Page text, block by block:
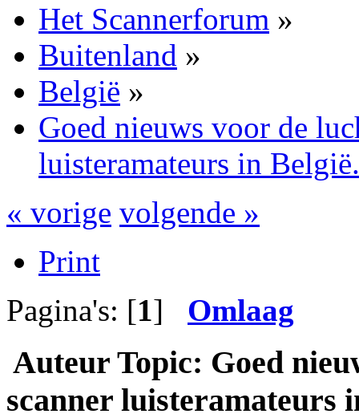
Het Scannerforum »
Buitenland »
België »
Goed nieuws voor de
luisteramateurs in België.
« vorige volgende »
Print
Pagina's: [1] Omlaag
Auteur Topic: Goed
scanner luisteramateurs